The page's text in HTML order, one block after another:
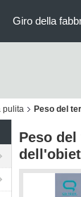
Giro della
pulita Peso del
Peso